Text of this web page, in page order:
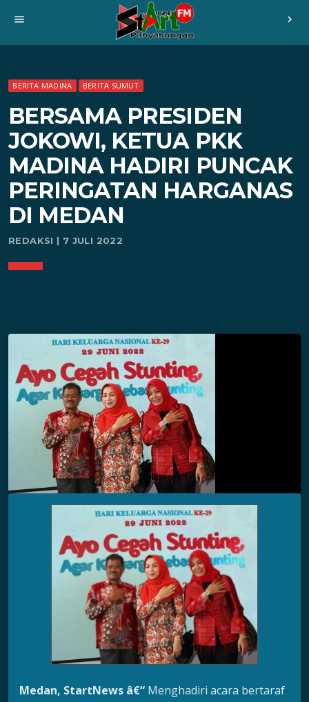
menu chevron_right
BERITA MADINA BERITA SUMUT
BERSAMA PRESIDEN
JOKOWI, KETUA PKK
MADINA HADIRI PUNCAK
PERINGATAN HARGANAS
DI MEDAN
REDAKSI | 7 JULI 2022
Medan, StartNews â€“ Menghadiri acara bertaraf